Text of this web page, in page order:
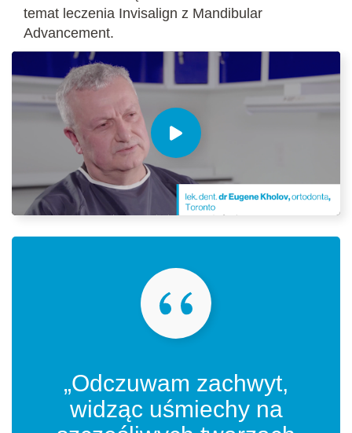
temat leczenia Invisalign z Mandibular
Advancement.
„Odczuwam zachwyt,
widząc uśmiechy na